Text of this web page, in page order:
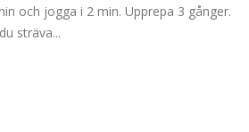
och jogga i 2 min. Upprepa 3 gånger.
sträva...